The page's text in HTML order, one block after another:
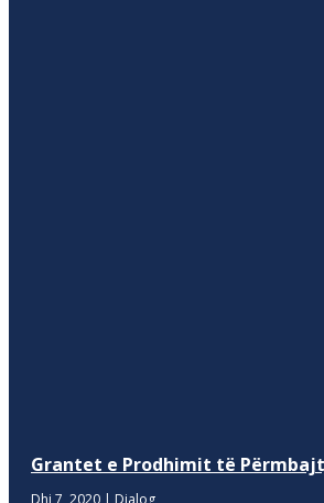
Grantet e Prodhimit të